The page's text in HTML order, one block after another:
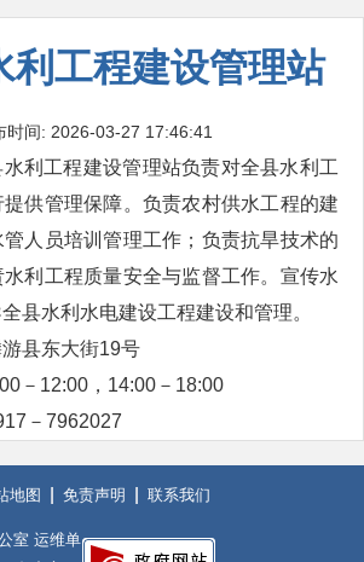
利工程建设管理站
时间: 2026-03-27 17:46:41
利工程建设管理站负责对全县水利工
供管理保障。负责农村供水工程的建
人员培训管理工作；负责抗旱技术的
利工程质量安全与监督工作。宣传水
县水利水电建设工程建设和管理。
县东大街19号
－12:00，14:00－18:00
－7962027
地图 免责声明 联系我们
室 运维单